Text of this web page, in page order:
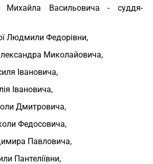
Михайла Васильовича - суддя-
Людмили Федорівни,
Миколайовича,
Івановича,
Івановича,
Дмитровича,
Федосовича,
Павловича,
Пантеліївни,